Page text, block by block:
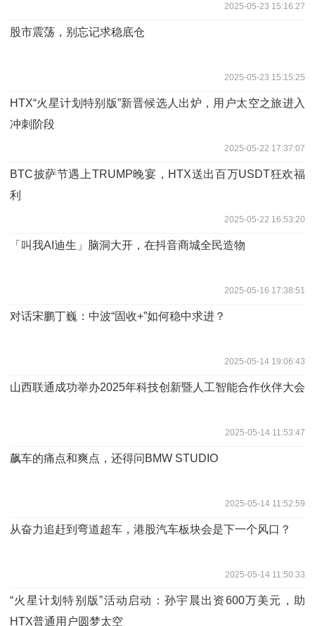
2025-05-23 15:16:27
股市震荡，别忘记求稳底仓
2025-05-23 15:15:25
HTX“火星计划特别版”新晋候选人出炉，用户太空之旅进入
冲刺阶段
2025-05-22 17:37:07
BTC披萨节遇上TRUMP晚宴，HTX送出百万USDT狂欢福
利
2025-05-22 16:53:20
「叫我AI迪生」脑洞大开，在抖音商城全民造物
2025-05-16 17:38:51
对话宋鹏丁巍：中波“固收+”如何稳中求进？
2025-05-14 19:06:43
山西联通成功举办2025年科技创新暨人工智能合作伙伴大会
2025-05-14 11:53:47
飙车的痛点和爽点，还得问BMW STUDIO
2025-05-14 11:52:59
从奋力追赶到弯道超车，港股汽车板块会是下一个风口？
2025-05-14 11:50:33
“火星计划特别版”活动启动：孙宇晨出资600万美元，助
HTX普通用户圆梦太空